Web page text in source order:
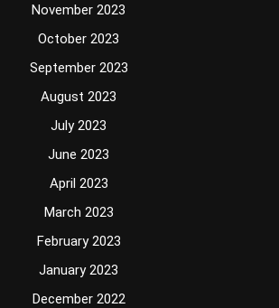
November 2023
October 2023
September 2023
August 2023
July 2023
June 2023
April 2023
March 2023
February 2023
January 2023
December 2022